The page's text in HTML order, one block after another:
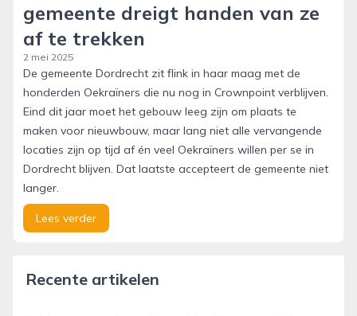
gemeente dreigt handen van ze
af te trekken
2 mei 2025
De gemeente Dordrecht zit flink in haar maag met de
honderden Oekraïners die nu nog in Crownpoint verblijven.
Eind dit jaar moet het gebouw leeg zijn om plaats te
maken voor nieuwbouw, maar lang niet alle vervangende
locaties zijn op tijd af én veel Oekraïners willen per se in
Dordrecht blijven. Dat laatste accepteert de gemeente niet
langer.
Lees verder
Recente artikelen